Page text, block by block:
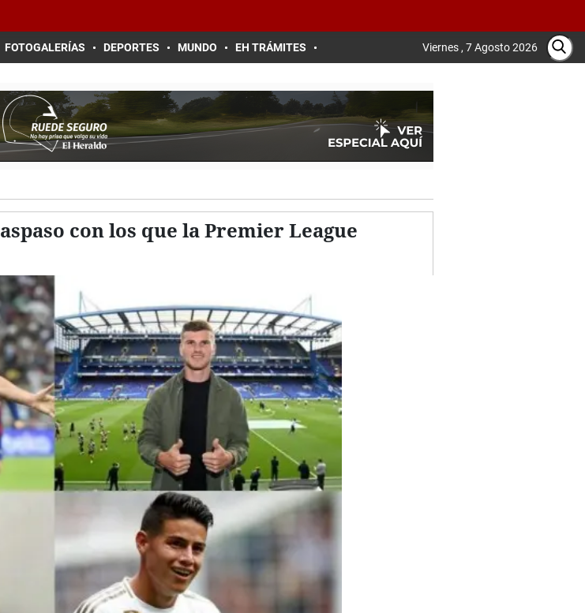
FOTOGALERÍAS DEPORTES MUNDO EH TRÁMITES Viernes , 7 Agosto 2026
con los que la Premier League